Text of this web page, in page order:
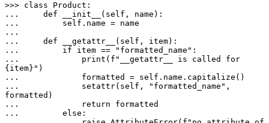
>>> class Product:
...     def __init__(self, name):
...         self.name = name
...
...     def __getattr__(self, item):
...         if item == "formatted_name":
...             print(f"__getattr__ is called for
{item}")
...             formatted = self.name.capitalize()
...             setattr(self, "formatted_name",
formatted)
...             return formatted
...         else: